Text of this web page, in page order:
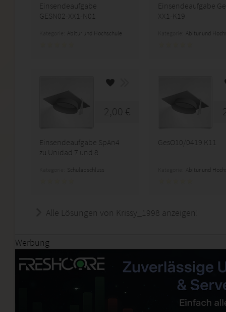
Einsendeaufgabe
GESN02-XX1-N01
Abitur und Hochschule
Einsendeaufgabe
XX1-K19
Abitur und
2,00 €
Einsendeaufgabe SpAn4
zu Unidad 7 und 8
Schulabschluss
GesO10/0419 K11
Abitur und
Alle Lösungen von Krissy_1998 anzeigen!
Werbung